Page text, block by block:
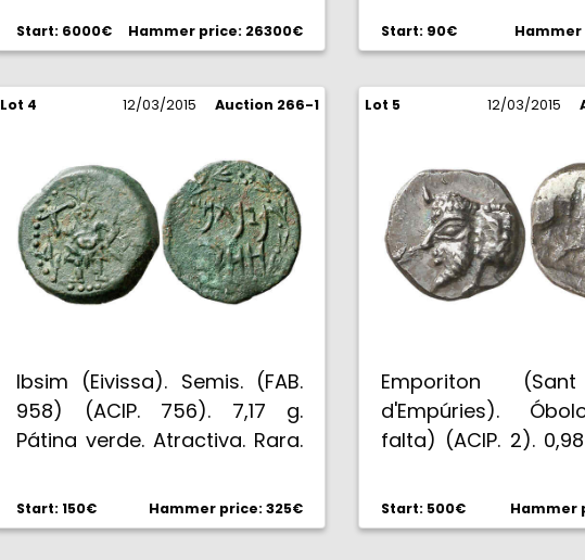
Start: 6000€ Hammer price: 26300€ Start: 90€ Hammer
Lot 4 12/03/2015 Auction 266-1
Ibsim (Eivissa). Semis. (FAB.
958) (ACIP. 756). 7,17 g.
Pátina verde. Atractiva. Rara.
Start: 150€ Hammer price: 325€
Lot 5 12/03/2015
Emporiton
d'Empúries).
falta) (ACIP. 2).
Start: 500€ Hammer